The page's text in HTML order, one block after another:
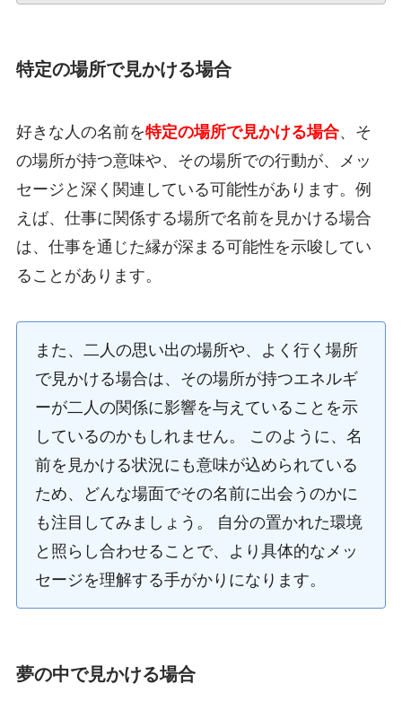
特定の場所で見かける場合
好きな人の名前を特定の場所で見かける場合、そ
の場所が持つ意味や、その場所での行動が、メッ
セージと深く関連している可能性があります。例
えば、仕事に関係する場所で名前を見かける場合
は、仕事を通じた縁が深まる可能性を示唆してい
ることがあります。
また、二人の思い出の場所や、よく行く場所
で見かける場合は、その場所が持つエネルギ
ーが二人の関係に影響を与えていることを示
しているのかもしれません。 このように、名
前を見かける状況にも意味が込められている
ため、どんな場面でその名前に出会うのかに
も注目してみましょう。 自分の置かれた環境
と照らし合わせることで、より具体的なメッ
セージを理解する手がかりになります。
夢の中で見かける場合